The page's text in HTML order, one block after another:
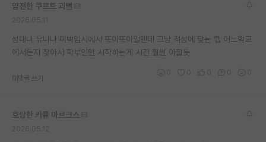
얌전한 쿠르트 괴델
성대나 유니나 미박입시에서 또이또이일텐데 그냥 적성에 맞는 랩 어느학교
에서든지 찾아서 학부인턴 시작하는게 시간 훨씬 아낄듯
대댓글 쓰기
호탕한 카를 마르크스